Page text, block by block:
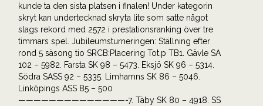
kunde ta den sista platsen i finalen! Under kategorin
skryt kan undertecknad skryta lite som satte något
slags rekord med 2572 i prestationsranking över tre
timmars spel. Jubileumsturneringen: Ställning efter
rond 5 säsong tio SRCB:Placering Tot.p TB1. Gävle SA
102 – 5982. Farsta SK 98 – 5473. Eksjö SK 96 – 5314.
Södra SASS 92 – 5335. Limhamns SK 86 – 5046.
Linköpings ASS 85 – 500
——————————————-7. Täby SK 80 – 4918. SS